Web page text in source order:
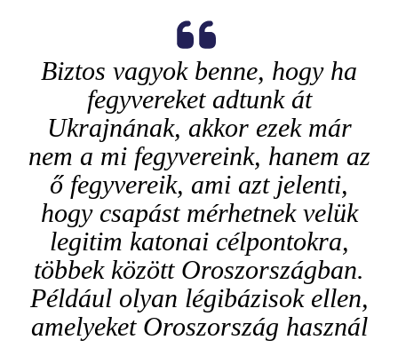
Biztos vagyok benne, hogy ha
fegyvereket adtunk át
Ukrajnának, akkor ezek már
nem a mi fegyvereink, hanem az
ő fegyvereik, ami azt jelenti,
hogy csapást mérhetnek velük
legitim katonai célpontokra,
többek között Oroszországban.
Például olyan légibázisok ellen,
amelyeket Oroszország használ